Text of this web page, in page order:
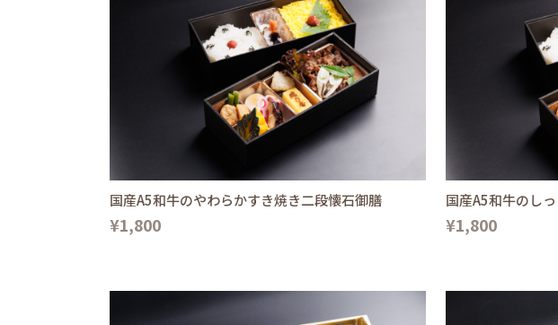
国産A5和牛のやわらかすき焼き二段懐石御膳
¥1,800
国産A5和牛のし
¥1,800